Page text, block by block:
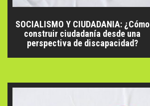
SOCIALISMO Y CIUDADANIA: ¿Cómo
construir ciudadanía desde una
perspectiva de discapacidad?